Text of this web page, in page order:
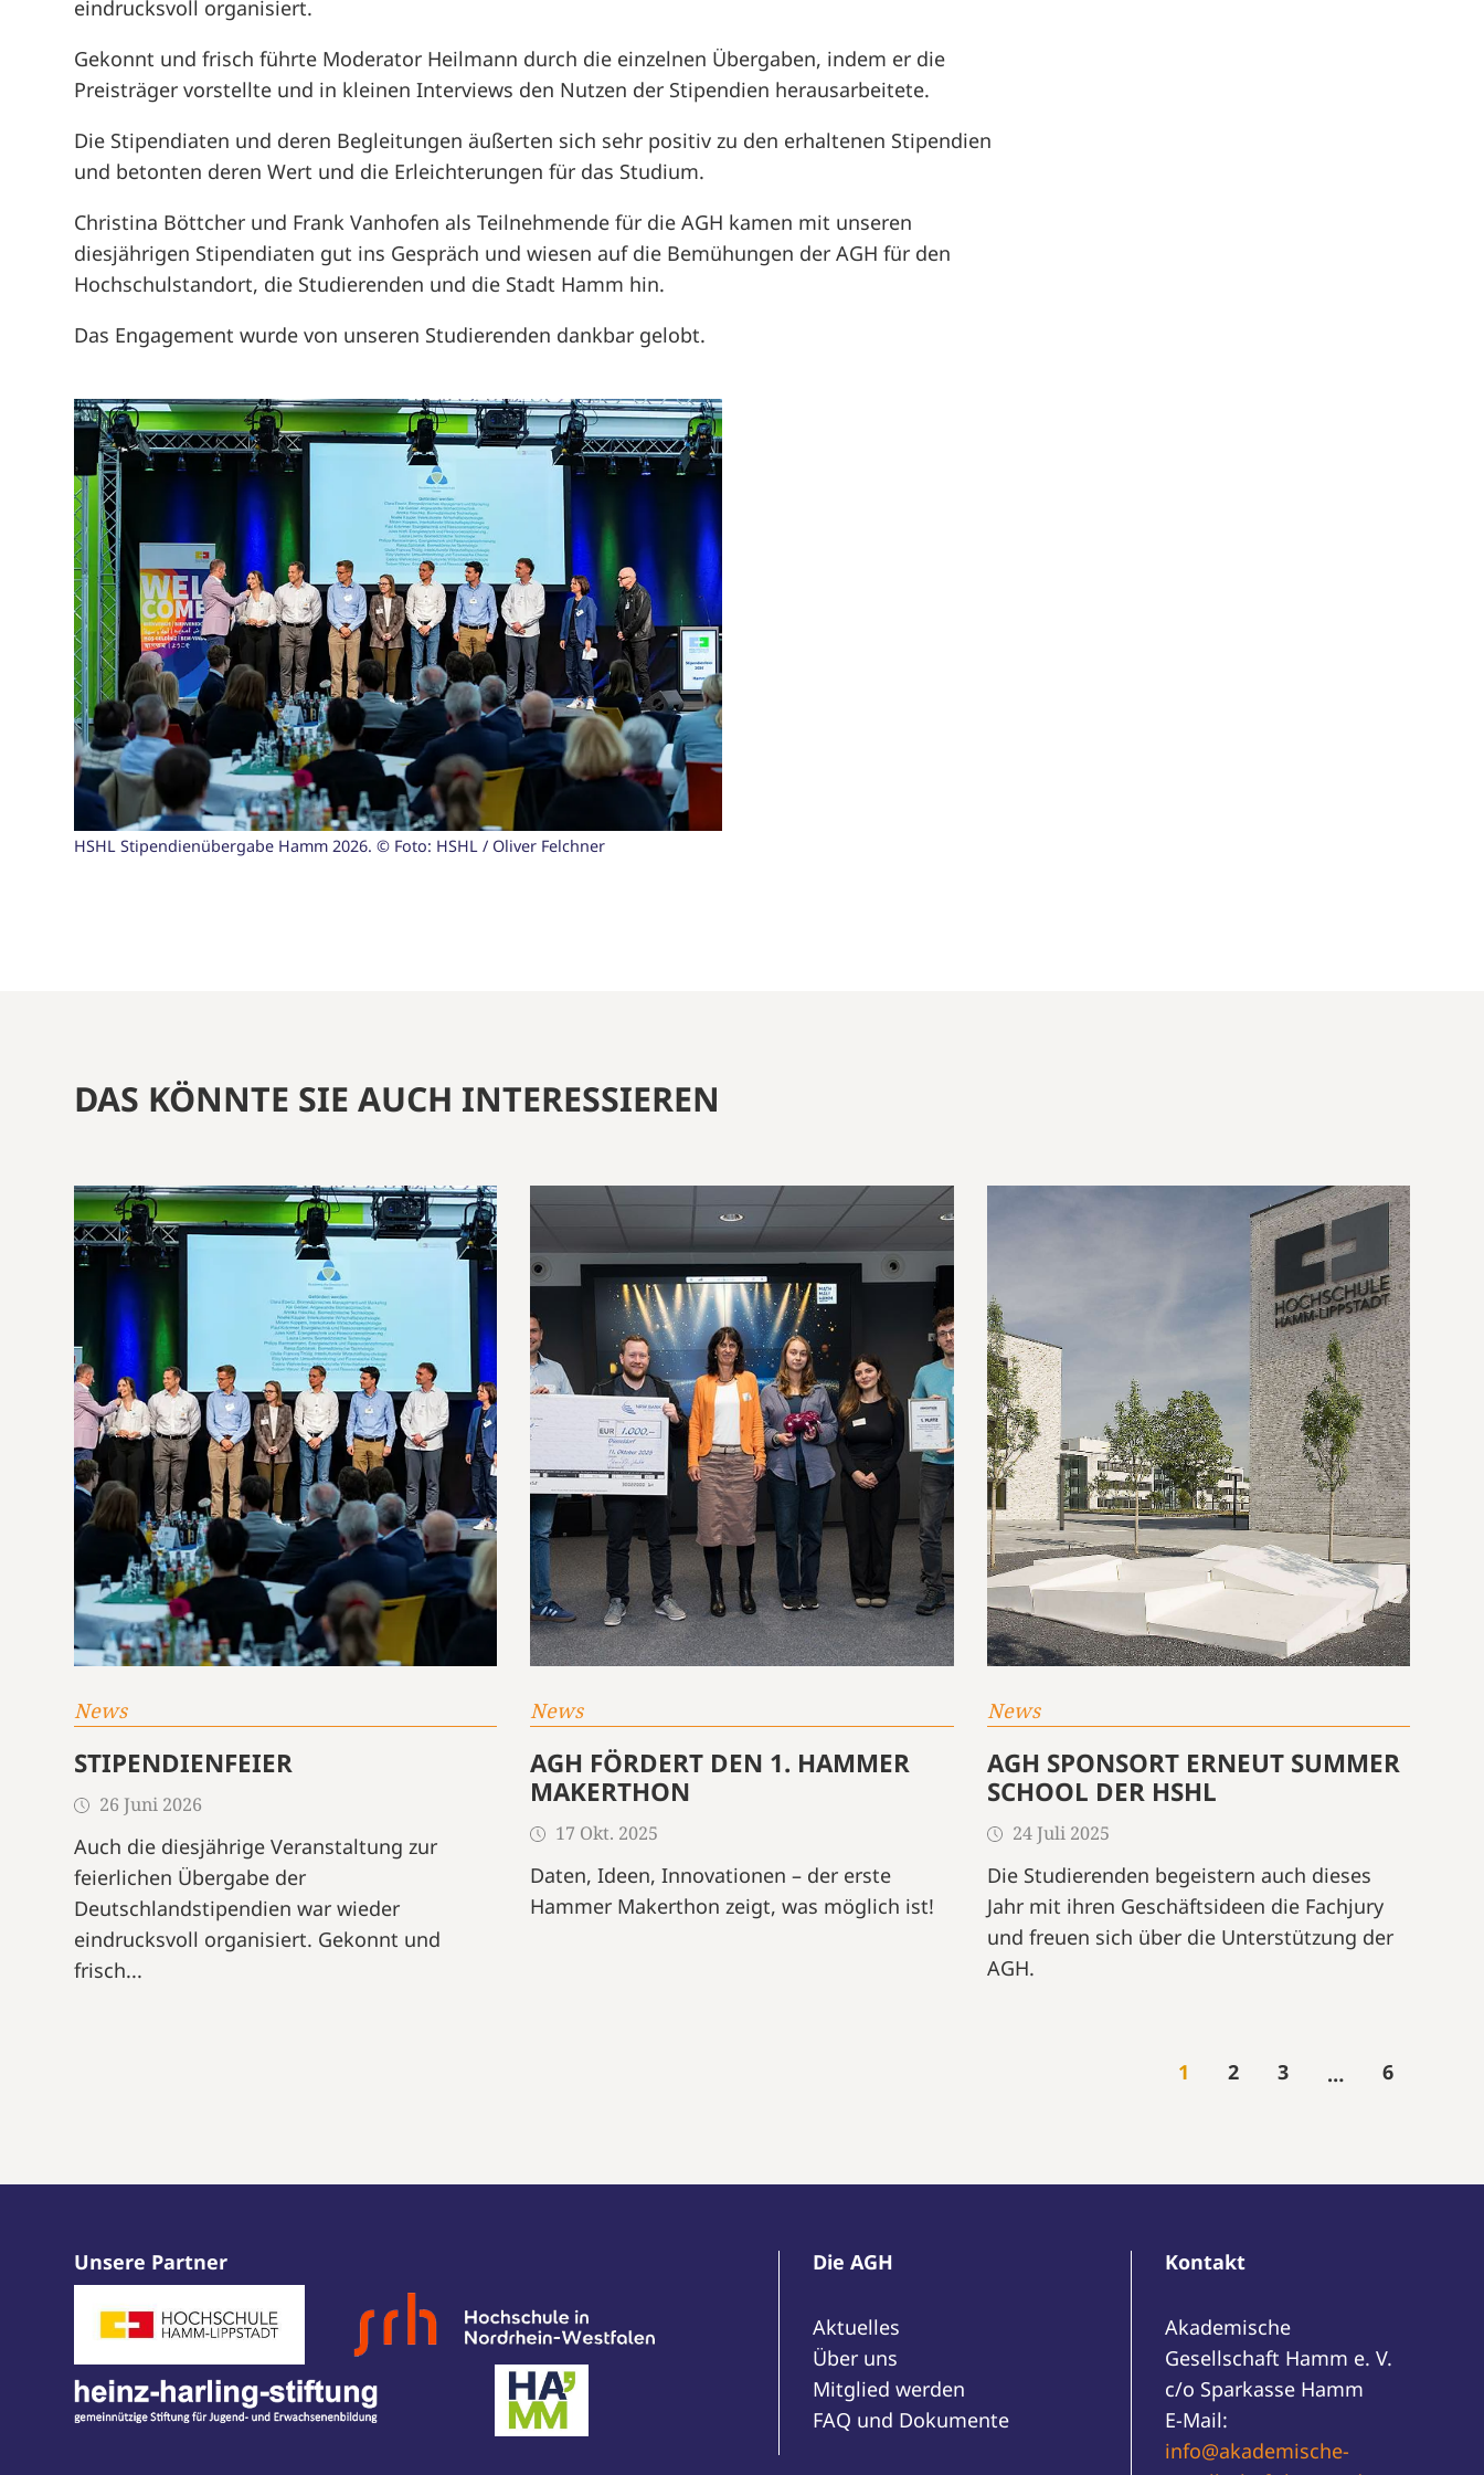
eindrucksvoll organisiert.
Gekonnt und frisch führte Moderator Heilmann durch die einzelnen Übergaben, indem er die
Preisträger vorstellte und in kleinen Interviews den Nutzen der Stipendien herausarbeitete.
Die Stipendiaten und deren Begleitungen äußerten sich sehr positiv zu den erhaltenen Stipendien
und betonten deren Wert und die Erleichterungen für das Studium.
Christina Böttcher und Frank Vanhofen als Teilnehmende für die AGH kamen mit unseren
diesjährigen Stipendiaten gut ins Gespräch und wiesen auf die Bemühungen der AGH für den
Hochschulstandort, die Studierenden und die Stadt Hamm hin.
Das Engagement wurde von unseren Studierenden dankbar gelobt.
HSHL Stipendienübergabe Hamm 2026. © Foto: HSHL / Oliver Felchner
DAS KÖNNTE SIE AUCH INTERESSIEREN
News
STIPENDIENFEIER
26 Juni 2026
Auch die diesjährige Veranstaltung zur
feierlichen Übergabe der
Deutschlandstipendien war wieder
eindrucksvoll organisiert. Gekonnt und
frisch...
News
AGH FÖRDERT DEN 1. HAMMER
MAKERTHON
17 Okt. 2025
Daten, Ideen, Innovationen – der erste
Hammer Makerthon zeigt, was möglich ist!
News
AGH SPONSORT ERNEUT SUMMER
SCHOOL DER HSHL
24 Juli 2025
Die Studierenden begeistern auch dieses
Jahr mit ihren Geschäftsideen die Fachjury
und freuen sich über die Unterstützung der
AGH.
1 2 3 … 6
Unsere Partner Die AGH
Aktuelles
Über uns
Mitglied werden
FAQ und Dokumente
Kontakt
Akademische
Gesellschaft Hamm e. V.
c/o Sparkasse Hamm
E-Mail:
info@akademische-